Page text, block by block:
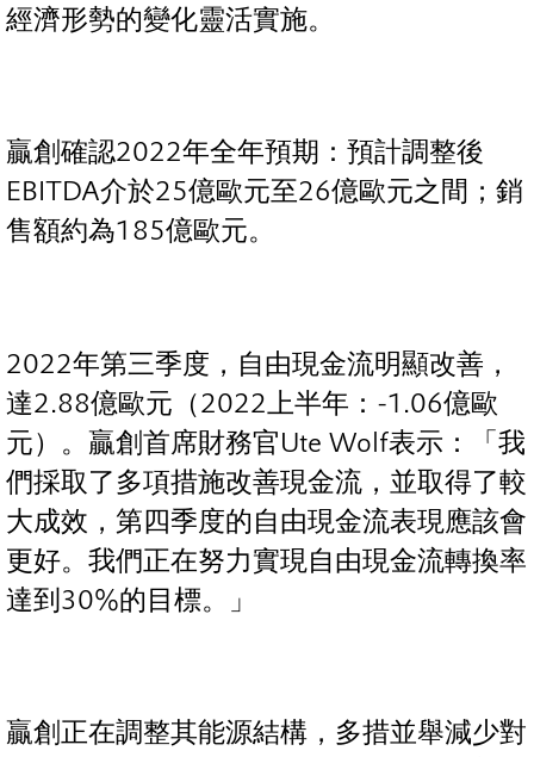
經濟形勢的變化靈活實施。
贏創確認2022年全年預期：預計調整後
EBITDA介於25億歐元至26億歐元之間；銷
售額約為185億歐元。
2022年第三季度，自由現金流明顯改善，
達2.88億歐元（2022上半年：-1.06億歐
元）。贏創首席財務官Ute Wolf表示：「我
們採取了多項措施改善現金流，並取得了較
大成效，第四季度的自由現金流表現應該會
更好。我們正在努力實現自由現金流轉換率
達到30%的目標。」
贏創正在調整其能源結構，多措並舉減少對